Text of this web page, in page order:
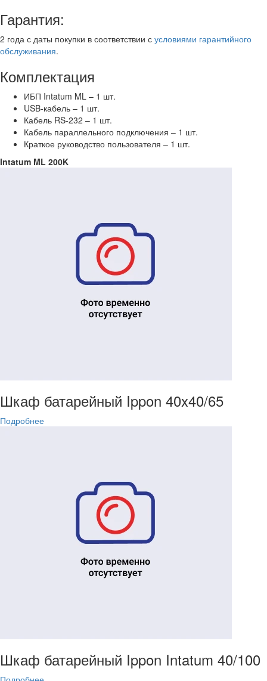
Гарантия:
2 года с даты покупки в соответствии с условиями гарантийного
обслуживания.
Комплектация
ИБП Intatum ML – 1 шт.
USB-кабель – 1 шт.
Кабель RS-232 – 1 шт.
Кабель параллельного подключения – 1 шт.
Краткое руководство пользователя – 1 шт.
Intatum ML 200K
Шкаф батарейный Ippon 40x40/65
Подробнее
Шкаф батарейный Ippon Intatum 40/100